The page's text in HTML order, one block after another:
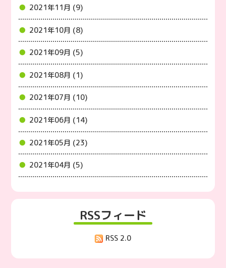
2021年11月 (9)
2021年10月 (8)
2021年09月 (5)
2021年08月 (1)
2021年07月 (10)
2021年06月 (14)
2021年05月 (23)
2021年04月 (5)
RSSフィード
RSS 2.0